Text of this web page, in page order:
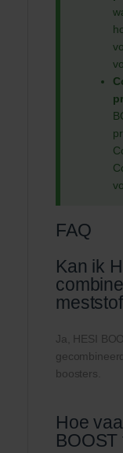
FAQ
Kan ik
Ja, HESI
boosters.
Hoe